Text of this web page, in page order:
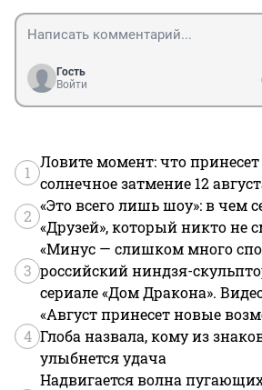
Гость
Войти
1
Ловите момент: что
солнечное затмение 12
2
«Это всего лишь шоу»: в чем
«Друзей», который никто не
3
«Минус — слишком много
российский ниндзя-
сериале «Дом Дракона».
4
«Август принесет новые
Глоба назвала, кому из
улыбнется удача
Надвигается волна